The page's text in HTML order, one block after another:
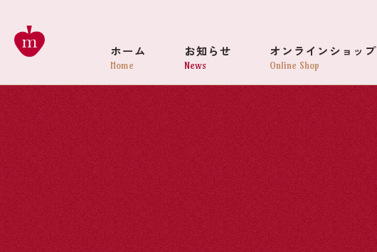
ホーム
Home
お知らせ
News
オンラインショップ
Online Shop